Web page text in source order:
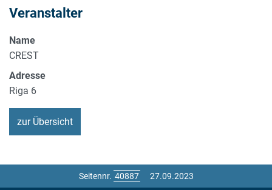
Veranstalter
Name
CREST
Adresse
Riga 6
zur Übersicht
Seitennr. 27.09.2023